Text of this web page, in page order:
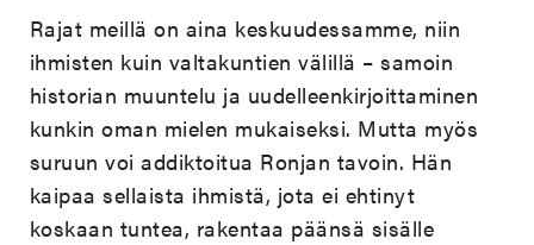
Rajat meillä on aina keskuudessamme, niin
ihmisten kuin valtakuntien välillä – samoin
historian muuntelu ja uudelleenkirjoittaminen
kunkin oman mielen mukaiseksi. Mutta myös
suruun voi addiktoitua Ronjan tavoin. Hän
kaipaa sellaista ihmistä, jota ei ehtinyt
koskaan tuntea, rakentaa päänsä sisälle